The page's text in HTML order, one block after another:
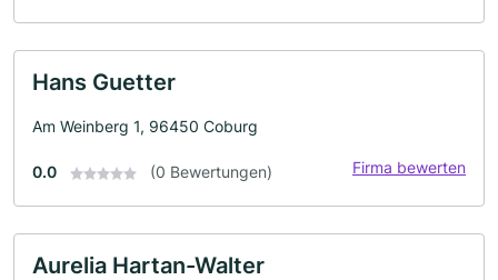
Hans Guetter
Am Weinberg 1, 96450 Coburg
0.0 (0 Bewertungen) Firma bewerten
Aurelia Hartan-Walter